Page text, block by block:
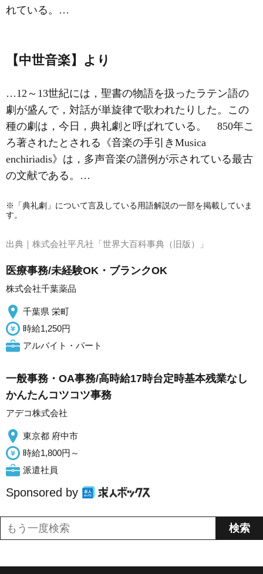
れている。…
【中世音楽】より
…12～13世紀には，聖書の物語を扱ったラテン語の
劇が盛んで，対話が単旋律で歌われたりした。この
種の劇は，今日，典礼劇と呼ばれている。 850年こ
ろ著されたとされる《音楽の手引きMusica
enchiriadis》は，多声音楽の譜例が示されている最古
の文献である。…
※「典礼劇」について言及している用語解説の一部を掲載していま
す。
出典｜ 株式会社平凡社「世界大百科事典（旧版）」
医療事務/未経験OK・ブランクOK
株式会社千葉薬品
千葉県 栄町
時給1,250円
アルバイト・パート
一般事務・OA事務/高時給17時台定時基本残業なし
かんたんコツコツ事務
アデコ株式会社
東京都 府中市
時給1,800円～
派遣社員
Sponsored by